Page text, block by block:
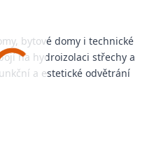
bytové domy i technické
na hydroizolaci střechy a
a estetické odvětrání